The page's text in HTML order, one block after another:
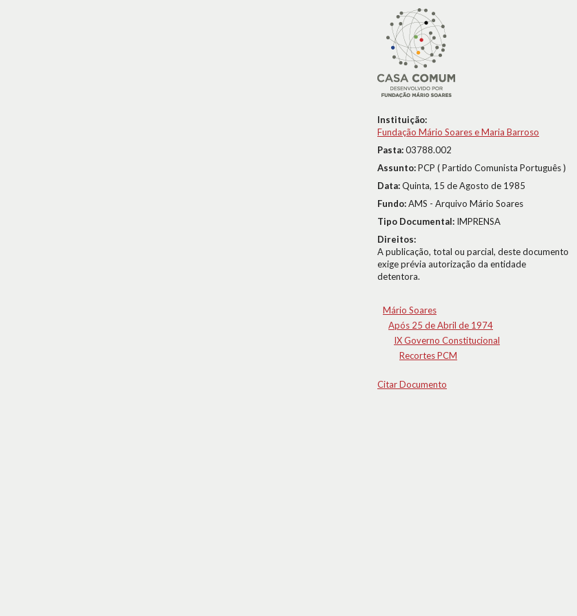
Instituição:
Fundação Mário Soares e Maria Barroso
Pasta:03788.002
Assunto:PCP ( Partido Comunista Português )
Data:Quinta, 15 de Agosto de 1985
Fundo:AMS - Arquivo Mário Soares
Tipo Documental: IMPRENSA
Direitos:
A publicação, total ou parcial, deste documento
exige prévia autorização da entidade
detentora.
Mário Soares
Após 25 de Abril de 1974
IX Governo Constitucional
Recortes PCM
Citar Documento